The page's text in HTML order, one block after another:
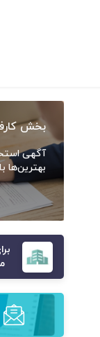
بخش
آگهی
بهترین‌ها